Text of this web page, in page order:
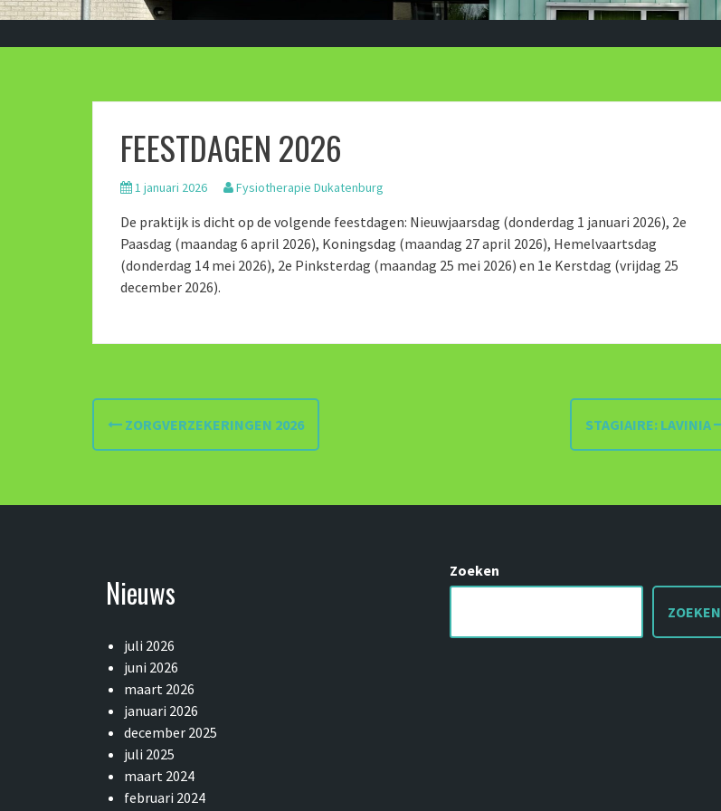
FEESTDAGEN 2026
1 januari 2026 Fysiotherapie Dukatenburg
De praktijk is dicht op de volgende feestdagen: Nieuwjaarsdag (donderdag 1 januari 2026), 2e
Paasdag (maandag 6 april 2026), Koningsdag (maandag 27 april 2026), Hemelvaartsdag
(donderdag 14 mei 2026), 2e Pinksterdag (maandag 25 mei 2026) en 1e Kerstdag (vrijdag 25
december 2026).
P
o
t
ZORGVERZEKERINGEN 2026 STAGIAIRE: LAVINIA
Nieuws
juli 2026
juni 2026
maart 2026
januari 2026
december 2025
juli 2025
maart 2024
februari 2024
Zoeken
ZOEKEN